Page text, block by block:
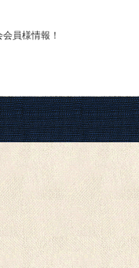
員様情報！